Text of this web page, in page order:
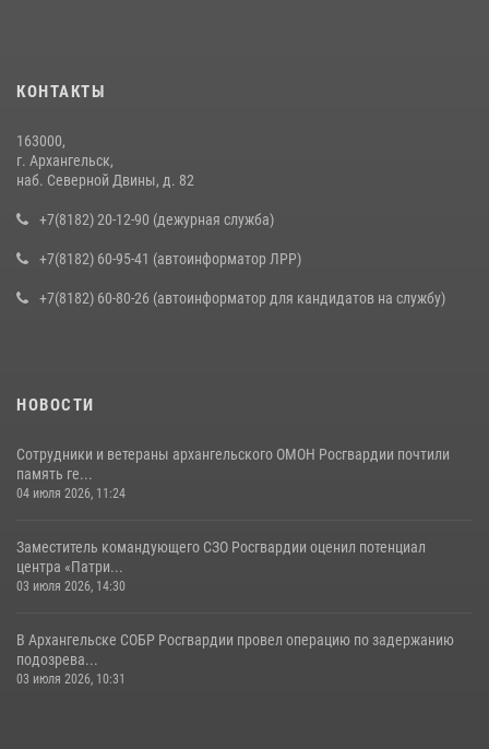
КОНТАКТЫ
163000,
г. Архангельск,
наб. Северной Двины, д. 82
+7(8182) 20-12-90 (дежурная служба)
+7(8182) 60-95-41 (автоинформатор ЛРР)
+7(8182) 60-80-26 (автоинформатор для кандидатов на службу)
НОВОСТИ
Сотрудники и ветераны архангельского ОМОН Росгвардии почтили
память ге...
04 июля 2026, 11:24
Заместитель командующего СЗО Росгвардии оценил потенциал
центра «Патри...
03 июля 2026, 14:30
В Архангельске СОБР Росгвардии провел операцию по задержанию
подозрева...
03 июля 2026, 10:31